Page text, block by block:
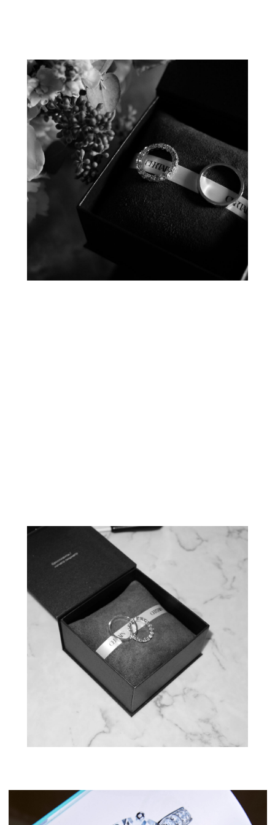
У вас возникли вопросы?
ЗАБРОНИРОВАТЬ ВРЕМЯ
Чтобы сделать ваш опыт покупки комфортным,
предлагаем бесплатную онлайн консультацию
со специалистом по ювелирным изделиям